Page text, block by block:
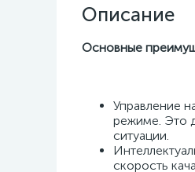
Описание
Основные
Управление
режиме. Это
ситуации.
скорость